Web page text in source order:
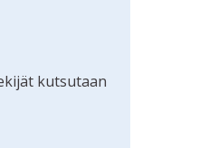
kutsutaan